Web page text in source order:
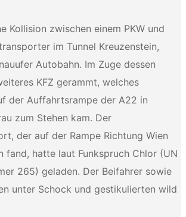
Kollision zwischen einem PKW und
im Tunnel Kreuzenstein,
Autobahn. Im Zuge dessen
KFZ gerammt, welches
der Auffahrtsrampe der A22 in
zum Stehen kam. Der
der auf der Rampe Richtung Wien
fand, hatte laut Funkspruch Chlor (UN
265) geladen. Der Beifahrer sowie
unter Schock und gestikulierten wild